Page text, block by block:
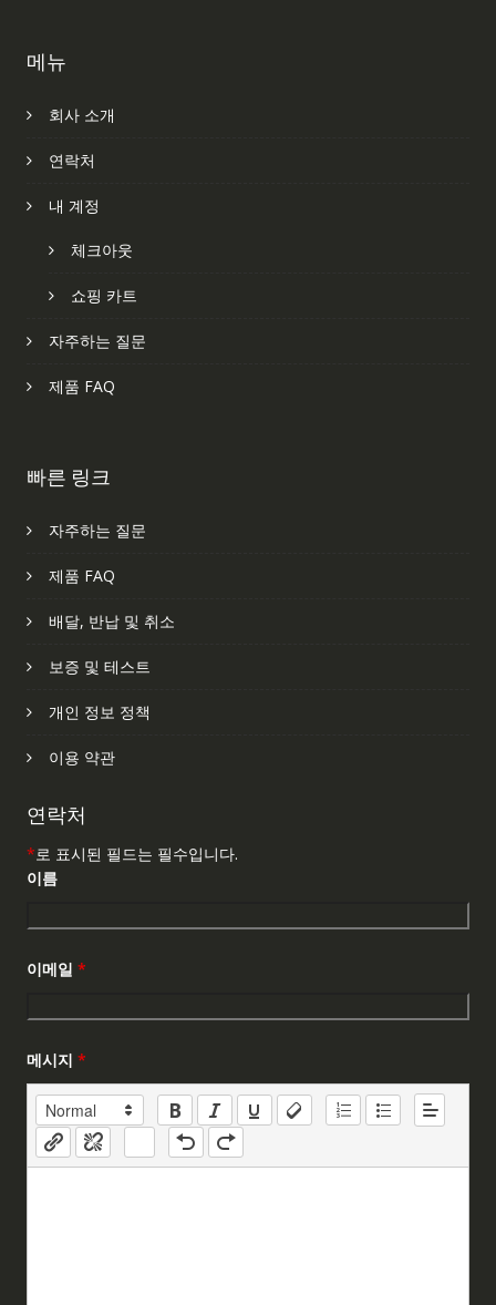
메뉴
회사 소개
연락처
내 계정
체크아웃
쇼핑 카트
자주하는 질문
제품 FAQ
빠른 링크
자주하는 질문
제품 FAQ
배달, 반납 및 취소
보증 및 테스트
개인 정보 정책
이용 약관
연락처
*로 표시된 필드는 필수입니다.
이름
이메일 *
메시지 *